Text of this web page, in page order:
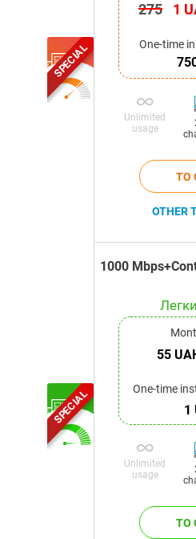
SPECIAL
275 1
One-time
Unlimited
usage
OTHER
SPECIAL
1000
55
One-time
1
Unlimited
usage